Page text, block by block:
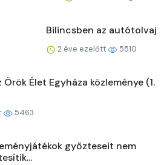
Bilincsben az autótolvaj
2 éve ezelőtt 5510
Örök Élet Egyháza közleménye (1.
5463
győzteseit nem